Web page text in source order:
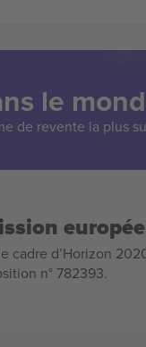
le
de revente la plus
cadre d’Horizon
n° 782393.